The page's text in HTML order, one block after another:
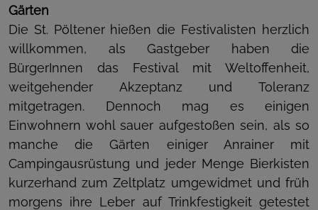
Gärten
Die St. Pöltener hießen die Festivalisten herzlich
willkommen, als Gastgeber haben die
BürgerInnen das Festival mit Weltoffenheit,
weitgehender Akzeptanz und Toleranz
mitgetragen. Dennoch mag es einigen
Einwohnern wohl sauer aufgestoßen sein, als so
manche die Gärten einiger Anrainer mit
Campingausrüstung und jeder Menge Bierkisten
kurzerhand zum Zeltplatz umgewidmet und früh
morgens ihre Leber auf Trinkfestigkeit getestet